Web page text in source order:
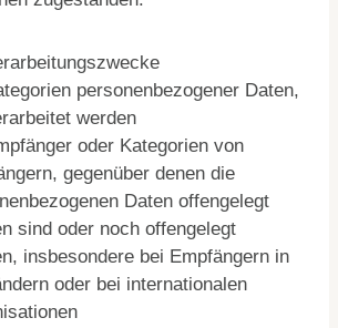
personenbezogener Daten,
werden
oder Kategorien von
gegenüber denen die
Daten offengelegt
sind oder noch offengelegt
insbesondere bei Empfängern in
oder bei internationalen